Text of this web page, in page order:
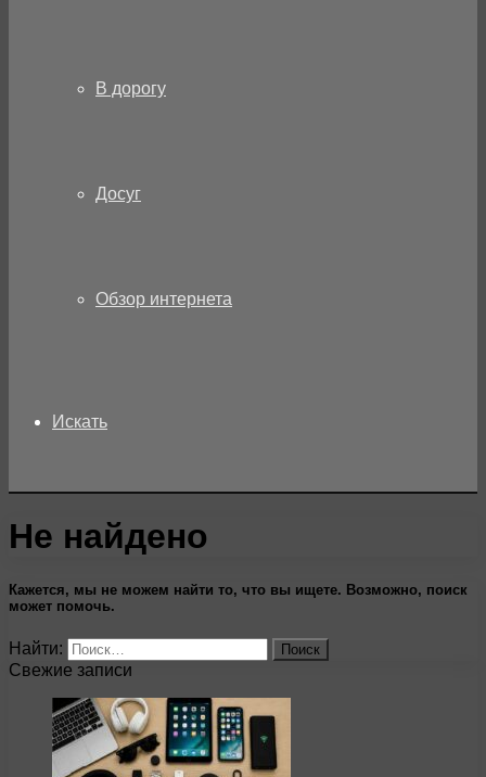
В дорогу
Досуг
Обзор интернета
Искать
Не найдено
Кажется, мы не можем найти то, что вы ищете. Возможно, поиск
может помочь.
Найти:
Свежие записи